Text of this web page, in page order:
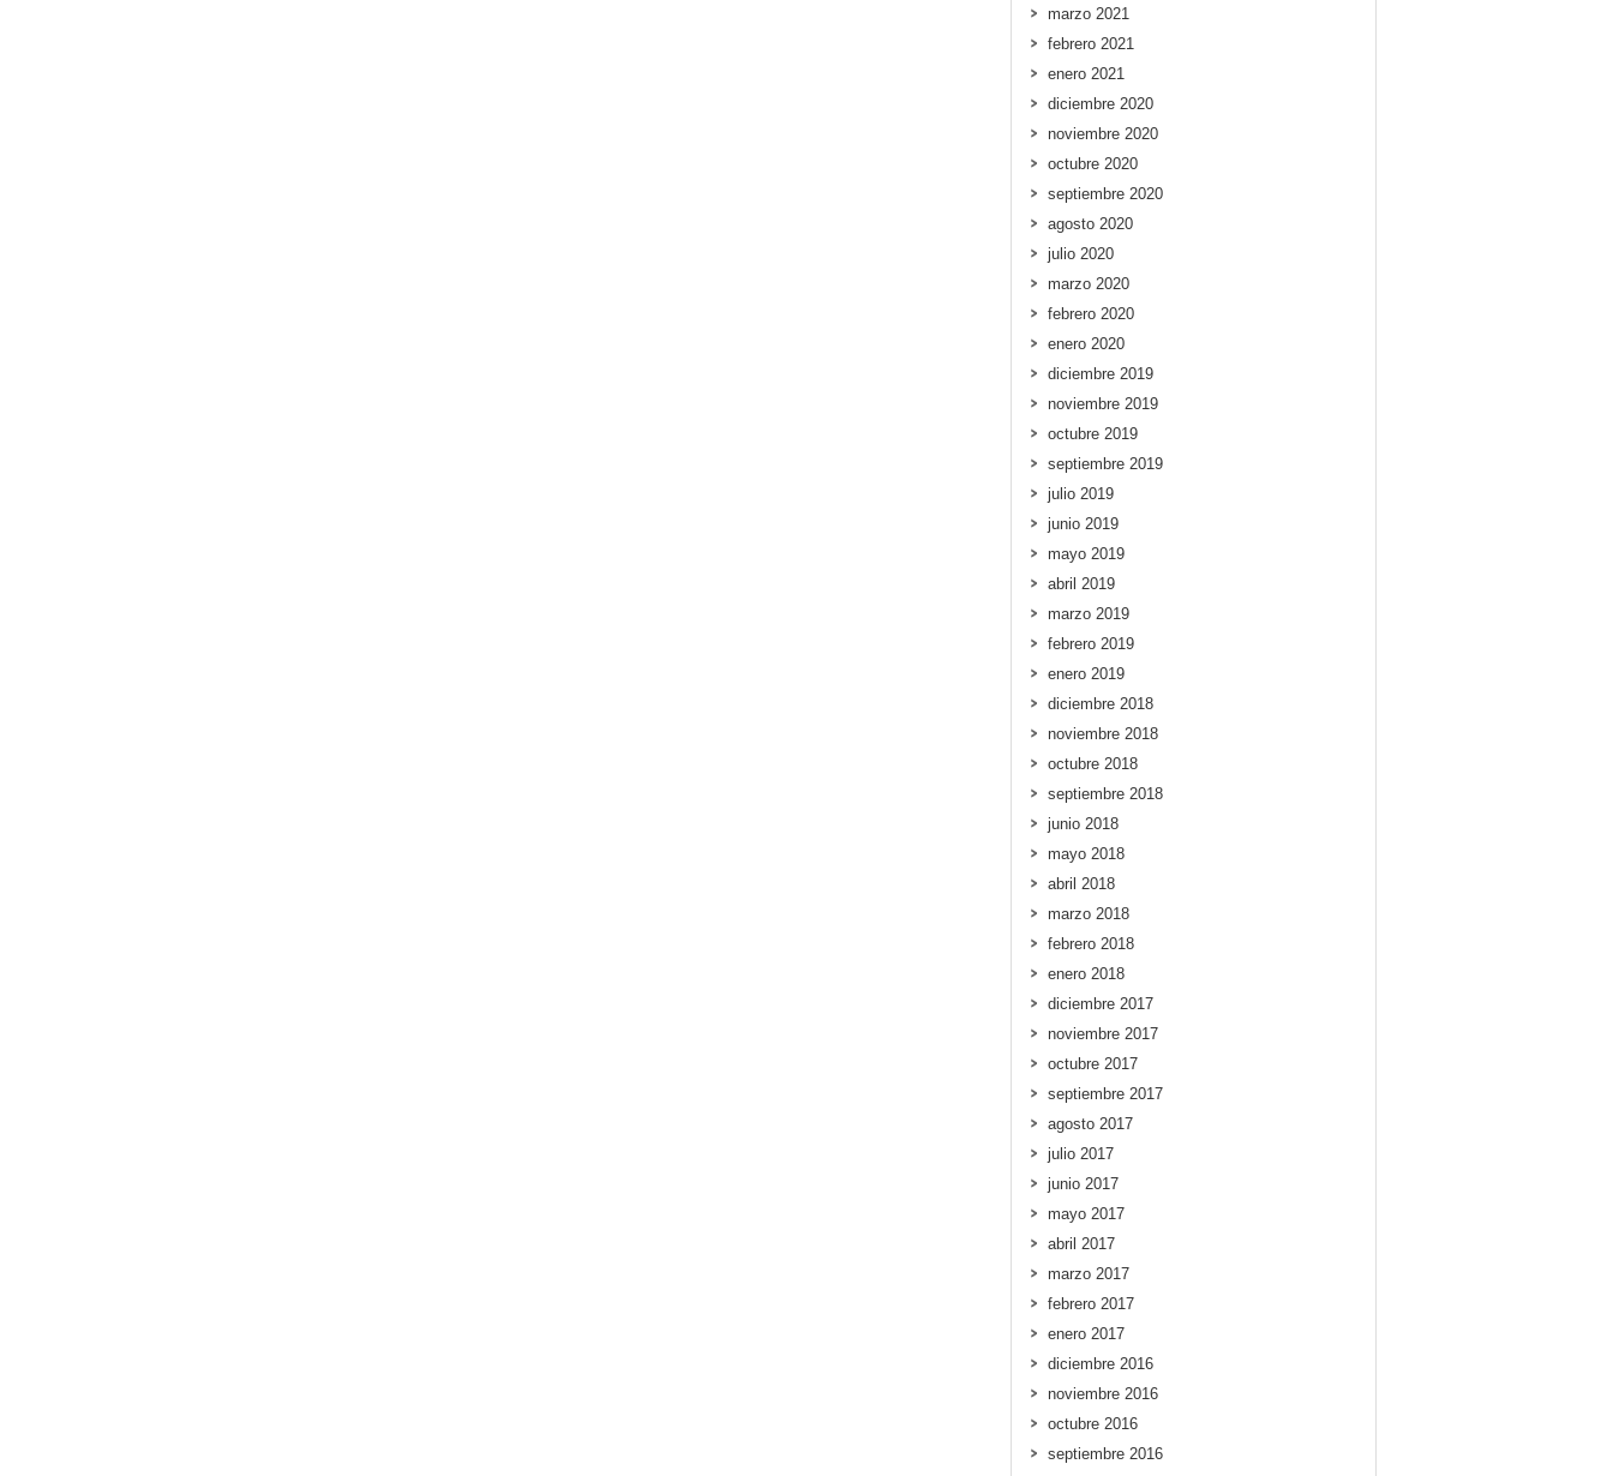
marzo 2021
febrero 2021
enero 2021
diciembre 2020
noviembre 2020
octubre 2020
septiembre 2020
agosto 2020
julio 2020
marzo 2020
febrero 2020
enero 2020
diciembre 2019
noviembre 2019
octubre 2019
septiembre 2019
julio 2019
junio 2019
mayo 2019
abril 2019
marzo 2019
febrero 2019
enero 2019
diciembre 2018
noviembre 2018
octubre 2018
septiembre 2018
junio 2018
mayo 2018
abril 2018
marzo 2018
febrero 2018
enero 2018
diciembre 2017
noviembre 2017
octubre 2017
septiembre 2017
agosto 2017
julio 2017
junio 2017
mayo 2017
abril 2017
marzo 2017
febrero 2017
enero 2017
diciembre 2016
noviembre 2016
octubre 2016
septiembre 2016